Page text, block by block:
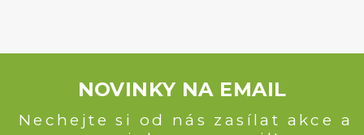
NOVINKY NA EMAIL
Nechejte si od nás zasílat akce a